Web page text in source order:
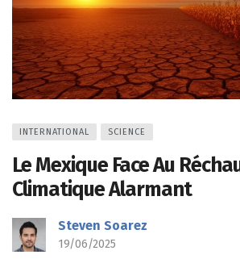
INTERNATIONAL SCIENCE
Le Mexique Face Au
Climatique Alarmant
Steven Soarez
19/06/2025